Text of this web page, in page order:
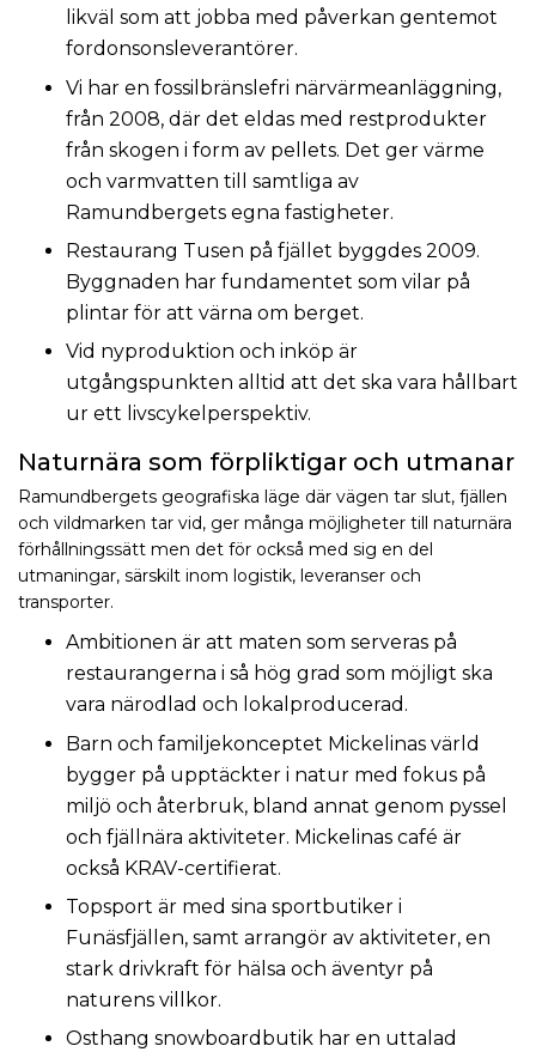
likväl som att jobba med påverkan gentemot
fordonsonsleverantörer.
Vi har en fossilbränslefri närvärmeanläggning,
från 2008, där det eldas med restprodukter
från skogen i form av pellets. Det ger värme
och varmvatten till samtliga av
Ramundbergets egna fastigheter.
Restaurang Tusen på fjället byggdes 2009.
Byggnaden har fundamentet som vilar på
plintar för att värna om berget.
Vid nyproduktion och inköp är
utgångspunkten alltid att det ska vara hållbart
ur ett livscykelperspektiv.
Naturnära som förpliktigar och utmanar
Ramundbergets geografiska läge där vägen tar slut, fjällen
och vildmarken tar vid, ger många möjligheter till naturnära
förhållningssätt men det för också med sig en del
utmaningar, särskilt inom logistik, leveranser och
transporter.
Ambitionen är att maten som serveras på
restaurangerna i så hög grad som möjligt ska
vara närodlad och lokalproducerad.
Barn och familjekonceptet Mickelinas värld
bygger på upptäckter i natur med fokus på
miljö och återbruk, bland annat genom pyssel
och fjällnära aktiviteter. Mickelinas café är
också KRAV-certifierat.
Topsport är med sina sportbutiker i
Funäsfjällen, samt arrangör av aktiviteter, en
stark drivkraft för hälsa och äventyr på
naturens villkor.
Osthang snowboardbutik har en uttalad